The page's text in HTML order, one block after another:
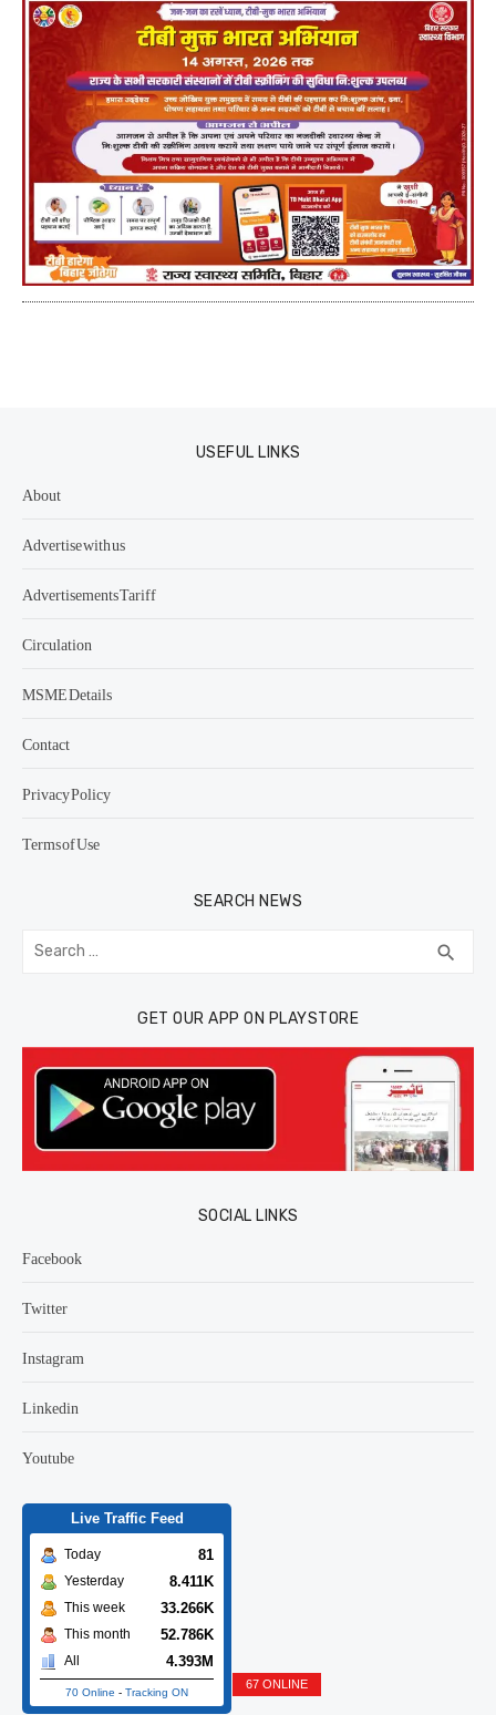
USEFUL LINKS
About
Advertise with us
Advertisements Tariff
Circulation
MSME Details
Contact
Privacy Policy
Terms of Use
SEARCH NEWS
Search
for: search
GET OUR APP ON PLAYSTORE
SOCIAL LINKS
Facebook
Twitter
Instagram
Linkedin
Youtube
Live Traffic Feed
Today 81
Yesterday 8.411K
This week 33.266K
This month 52.786K
All 4.393M
70 Online - Tracking ON
67 ONLINE